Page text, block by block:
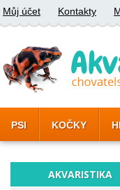
Můj účet Kontakty
PSI KOČKY
AKVARISTIKA